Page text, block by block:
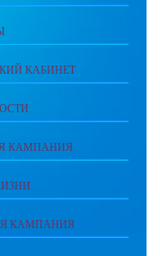
КАБИНЕТ
КАМПАНИЯ
КАМПАНИЯ